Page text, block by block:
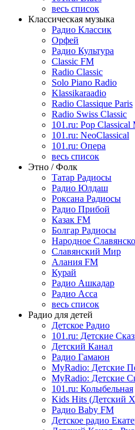
весь список
Классическая музыка
Радио Классик
Орфей
Радио Культура
Classic FM
Radio Classic
Solo Piano Radio
Klassikaraadio
Radio Classique Paris
Radio Swiss Classic
101.ru: Pop Classical
101.ru: NeoClassical
101.ru: Опера
весь список
Этно / Фолк
Татар Радиосы
Радио Юлдаш
Роксана Радиосы
Радио Прибой
Казак FM
Болгар Радиосы
Народное
Славянский Мир
Алания FM
Курай
Радио Ашкадар
Радио Асса
весь список
Радио для детей
Детское Радио
101.ru: Детские
Детский Канал
Радио Гамаюн
MyRadio: Детские
MyRadio: Детские
101.ru: Колыбельная
Kids Hits (Детский
Радио Baby FM
Детское радио